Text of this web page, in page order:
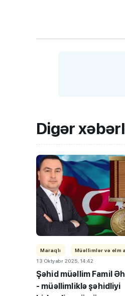
Digər
Maraqlı
Müəllimlər və elm
13 Oktyabr 2025, 14:42
Şəhid müəllim Famil
- müəllimliklə şəhidliyi